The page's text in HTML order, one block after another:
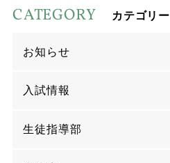
CATEGORY カテゴリー
お知らせ
入試情報
生徒指導部